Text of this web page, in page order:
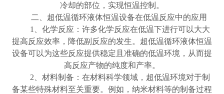
冷却的部位，实现恒温控制。
二
、超低温循环液体恒温设备在低温反应中的应用
1、化学反应：许多化学反应在低温下进行可以大大
提高反应效率，降低副反应的发生。超低温循环液体恒温
设备可以为这些反应提供稳定且准确的低温环境，从而提
高反应产物的纯度和产率。
2、材料制备：在材料科学领域，超低温环境对于制
备某些特殊材料至关重要。例如，纳米材料等的制备过程